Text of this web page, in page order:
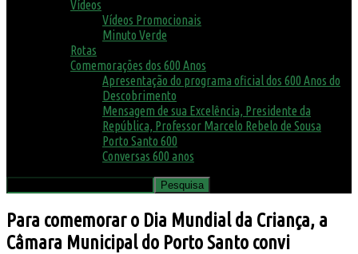
Vídeos
Vídeos Promocionais
Minuto Verde
Rotas
Comemorações dos 600 Anos
Apresentação do programa oficial dos 600 Anos do
Descobrimento
Mensagem de sua Excelência, Presidente da
República, Professor Marcelo Rebelo de Sousa
Porto Santo 600
Conversas 600 anos
Para comemorar o Dia Mundial da Criança, a
Câmara Municipal do Porto Santo convi